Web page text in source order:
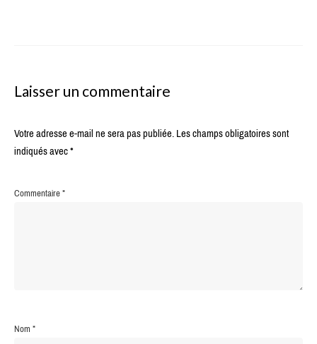
Laisser un commentaire
Votre adresse e-mail ne sera pas publiée.Les champs obligatoires sont
indiqués avec*
Commentaire*
Nom*